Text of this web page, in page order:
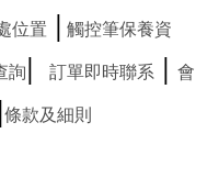
位置 | 觸控筆保養資
詢| 訂單即時聯系 | 會
|條款及細則